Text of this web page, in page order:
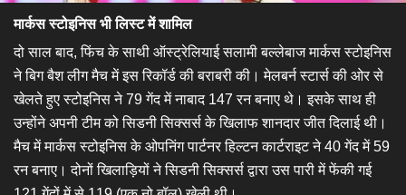
मार्कस स्टोइनिस भी लिस्ट में शामिल
दो साल बाद, फिंच के साथी ऑस्ट्रेलियाई सलामी बल्लेबाज मार्कस स्टोइनिस
ने बिग बैश लीग मैच में इस रिकॉर्ड की बराबरी की। मेलबर्न स्टार्स की ओर से
खेलते हुए स्टोइनिस ने 79 गेंद में नाबाद 147 रन बनाए थे। इसके साथ ही
उन्होंने अपनी टीम को सिडनी सिक्सर्स के खिलाफ शानदार जीत दिलाई थी।
मैच में मार्कस स्टोइनिस के ओपनिंग पार्टनर हिल्टन कार्टराइट ने 40 गेंद में 59
रन बनाए। दोनों खिलाड़ियों ने सिडनी सिक्सर्स द्वारा उस पारी में फेंकी गई